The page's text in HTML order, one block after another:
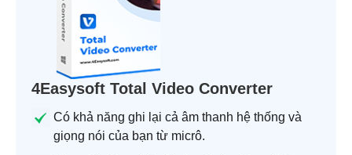
4Easysoft Total Video Converter
Có khả năng ghi lại cả âm thanh hệ thống và
giọng nói của bạn từ micrô.